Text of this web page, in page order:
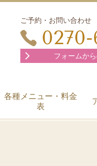
ご予約・お問い合わせ
0270-
フォームか
各種メニュー・料金
表